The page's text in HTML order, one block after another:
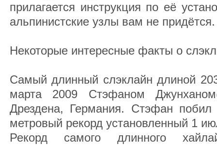
прилагается инструкция по её
альпинистские узлы вам не придётся.
Некоторые интересные факты о
Самый длинный слэклайн длиной
марта 2009 Стэфаном
Дрездена, Германия. Стэфан побил
метровый рекорд установленный 1
Рекорд самого длинного